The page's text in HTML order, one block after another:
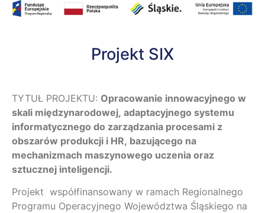
Projekt SIX
TYTUŁ PROJEKTU: Opracowanie innowacyjnego w
skali międzynarodowej, adaptacyjnego systemu
informatycznego do zarządzania procesami z
obszarów produkcji i HR, bazującego na
mechanizmach maszynowego uczenia oraz
sztucznej inteligencji.
Projekt współfinansowany w ramach Regionalnego
Programu Operacyjnego Województwa Śląskiego na